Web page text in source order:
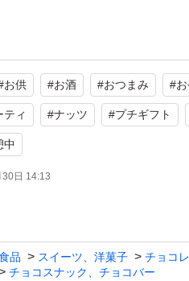
ケットポストmini封筒
衝材なし、常温発送。
されます。
気温による溶け等が起こる可
お供 #お酒 #おつまみ #
ティ #ナッツ #プチギフト
中
日 14:13
品 スイーツ、洋菓子
チョコ
チョコスナック、チョコバー